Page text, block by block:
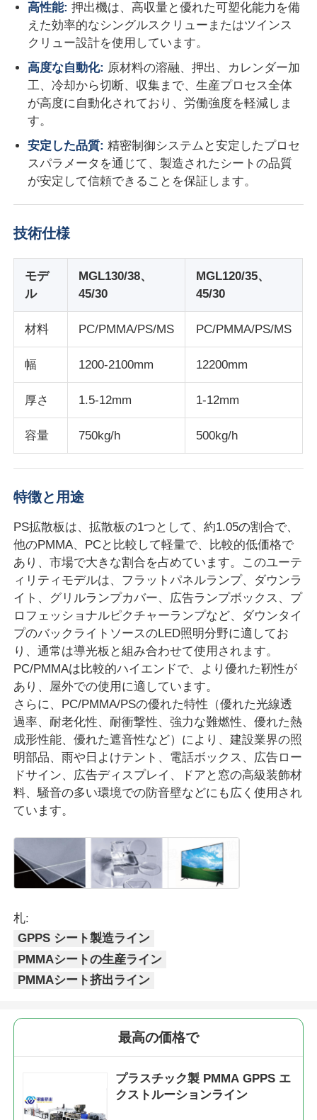
ツインスクロールエクストルーションライン
多層シート共押出ライン
カーテン製造ライン
PMMA GPPS シート押出ライン
熱形状シート挤出ライン
ポリ塩化ビニールの端バンディングの放出ライン
ロールカレンダーマシン
高性能: 押出機は、高収量と優れた可塑化能力を備
えた効率的なシングルスクリューまたはツインス
クリュー設計を使用しています。
高度な自動化: 原材料の溶融、押出、カレンダー加
工、冷却から切断、収集まで、生産プロセス全体
が高度に自動化されており、労働強度を軽減しま
す。
安定した品質: 精密制御システムと安定したプロセ
スパラメータを通じて、製造されたシートの品質
が安定して信頼できることを保証します。
技術仕様
モデ
ル
MGL130/38、
45/30
MGL120/35、
45/30
材料 PC/PMMA/PS/MS PC/PMMA/PS/MS
幅 1200-2100mm 12200mm
厚さ 1.5-12mm 1-12mm
容量 750kg/h 500kg/h
特徴と用途
PS拡散板は、拡散板の1つとして、約1.05の割合で、
他のPMMA、PCと比較して軽量で、比較的低価格で
あり、市場で大きな割合を占めています。このユーテ
ィリティモデルは、フラットパネルランプ、ダウンラ
イト、グリルランプカバー、広告ランプボックス、プ
ロフェッショナルピクチャーランプなど、ダウンタイ
プのバックライトソースのLED照明分野に適してお
り、通常は導光板と組み合わせて使用されます。
PC/PMMAは比較的ハイエンドで、より優れた靭性が
あり、屋外での使用に適しています。
さらに、PC/PMMA/PSの優れた特性（優れた光線透
過率、耐老化性、耐衝撃性、強力な難燃性、優れた熱
成形性能、優れた遮音性など）により、建設業界の照
明部品、雨や日よけテント、電話ボックス、広告ロー
ドサイン、広告ディスプレイ、ドアと窓の高級装飾材
料、騒音の多い環境での防音壁などにも広く使用され
ています。
札:
GPPS シート製造ライン
PMMAシートの生産ライン
PMMAシート挤出ライン
最高の価格で
プラスチック製 PMMA GPPS エ
クストルーションライン